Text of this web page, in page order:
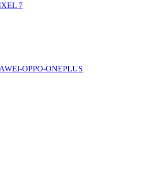
7
OPPO-ONEPLUS